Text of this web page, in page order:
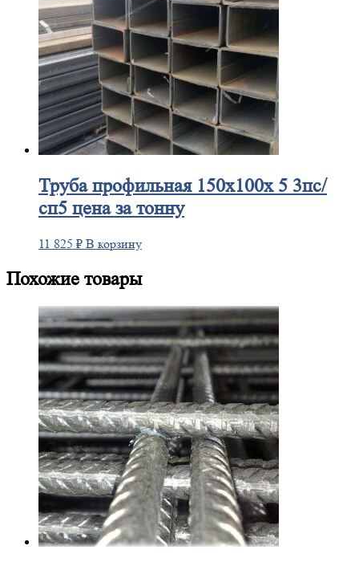
Трубапрофильная 150х100х 5 3пс/
сп5 цена за тонну
11 825 ₽ В корзину
Похожие товары